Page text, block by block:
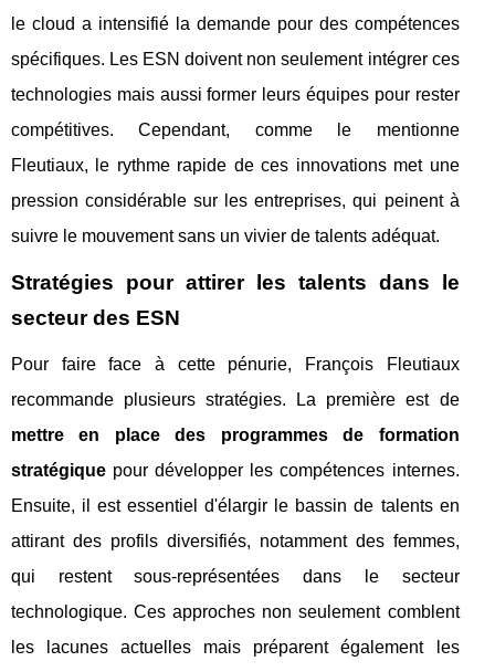
le cloud a intensifié la demande pour des compétences
spécifiques. Les ESN doivent non seulement intégrer ces
technologies mais aussi former leurs équipes pour rester
compétitives. Cependant, comme le mentionne
Fleutiaux, le rythme rapide de ces innovations met une
pression considérable sur les entreprises, qui peinent à
suivre le mouvement sans un vivier de talents adéquat.
Stratégies pour attirer les talents dans le
secteur des ESN
Pour faire face à cette pénurie, François Fleutiaux
recommande plusieurs stratégies. La première est de
mettre en place des programmes de formation
stratégique pour développer les compétences internes.
Ensuite, il est essentiel d'élargir le bassin de talents en
attirant des profils diversifiés, notamment des femmes,
qui restent sous-représentées dans le secteur
technologique. Ces approches non seulement comblent
les lacunes actuelles mais préparent également les